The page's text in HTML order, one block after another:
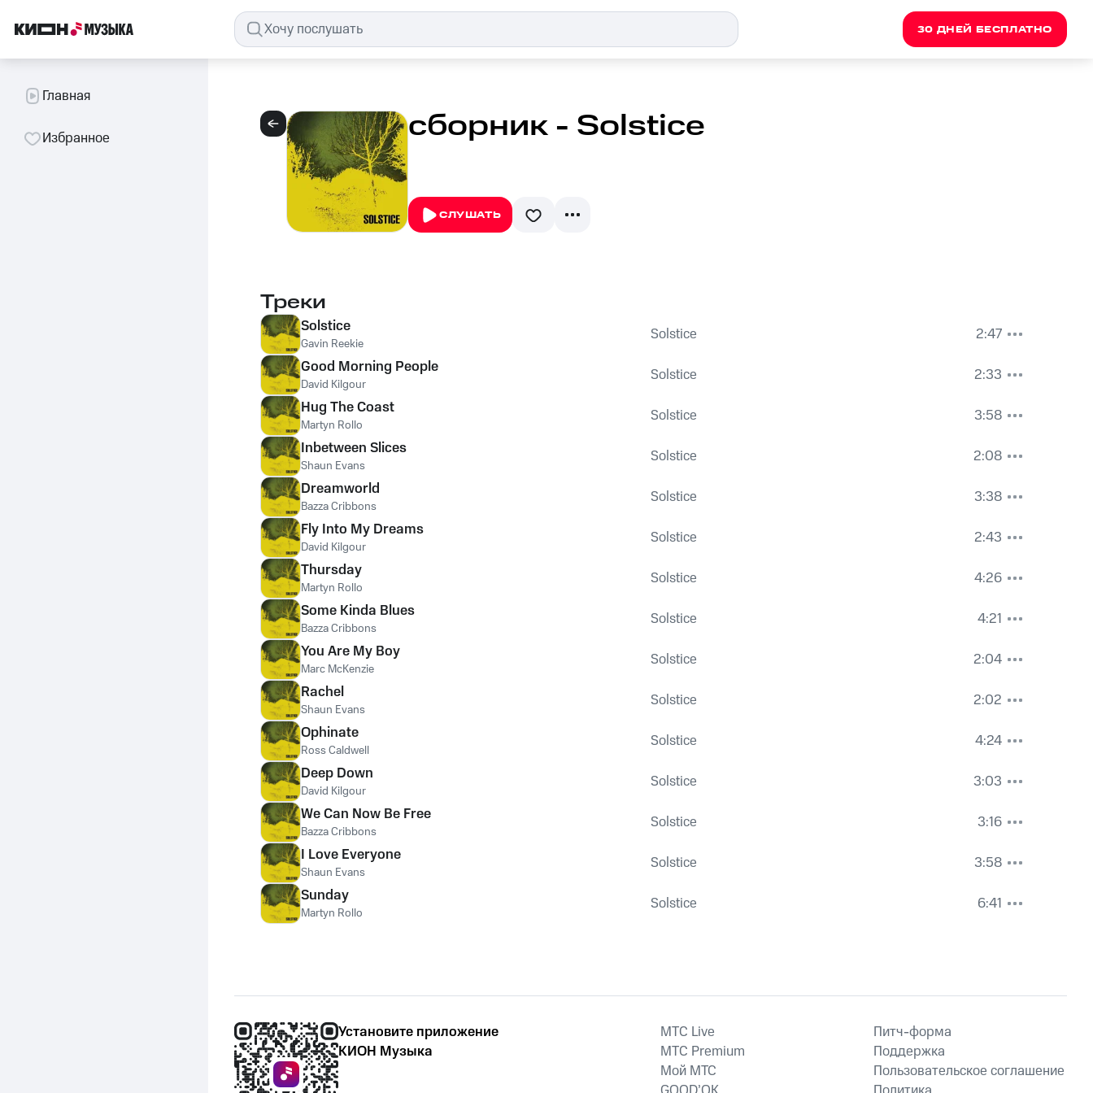
30 ДНЕЙ БЕСПЛАТНО
Главная
Избранное сборник - Solstice
СЛУШАТЬ
Треки
Solstice
Gavin Reekie Solstice
2:47
Good Morning People
David Kilgour Solstice
2:33
Hug The Coast
Martyn Rollo Solstice
3:58
Inbetween Slices
Shaun Evans Solstice
2:08
Dreamworld
Bazza Cribbons Solstice
3:38
Fly Into My Dreams
David Kilgour Solstice
2:43
Thursday
Martyn Rollo Solstice
4:26
Some Kinda Blues
Bazza Cribbons Solstice
4:21
You Are My Boy
Marc McKenzie Solstice
2:04
Rachel
Shaun Evans Solstice
2:02
Ophinate
Ross Caldwell Solstice
4:24
Deep Down
David Kilgour Solstice
3:03
We Can Now Be Free
Bazza Cribbons Solstice
3:16
I Love Everyone
Shaun Evans Solstice
3:58
Sunday
Martyn Rollo Solstice 6:41
Установите приложение
КИОН Музыка
MTС Live
MTС Premium
Мой МТС
Питч-форма
Поддержка
Пользовательское соглашение